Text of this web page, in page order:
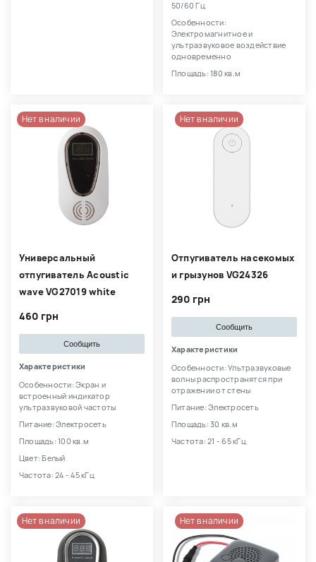
50/60 Гц
Особенности:
Электромагнитное и
ультразвуковое воздействие
одновременно
Площадь: 180 кв.м
Нет в наличии
Универсальный
отпугиватель Acoustic
wave VG27019 white
460 грн
Сообщить
Характеристики
Особенности: Экран и
встроенный индикатор
ультразвуковой частоты
Питание: Электросеть
Площадь: 100 кв.м
Цвет: Белый
Частота: 24 - 45 кГц
Нет в наличии
Отпугиватель насекомых
и грызунов VG24326
290 грн
Сообщить
Характеристики
Особенности: Ультразвуковые
волны распространятся при
отражении от стены
Питание: Электросеть
Площадь: 30 кв.м
Частота: 21 - 65 кГц
Нет в наличии Нет в наличии